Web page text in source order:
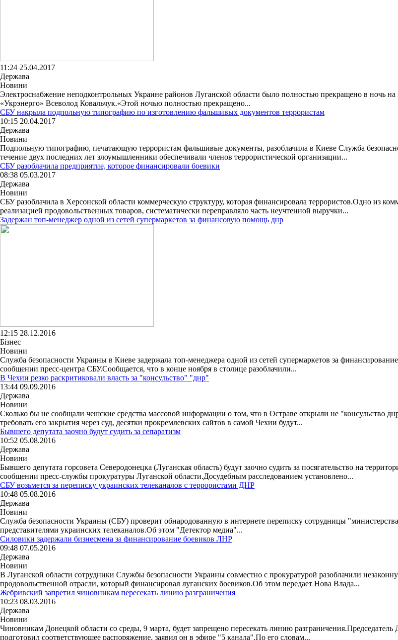
11:24 25.04.2017
Держава
Новини
Электроснабжение неподконтрольных Украине районов Луганской области было полностью прекращено в ночь
«Укрэнерго» Всеволод Ковальчук.«Этой ночью полностью прекращено...
СБУ накрыла подпольную типографию по изготовлению фальшивых документов террористам
10:15 20.04.2017
Держава
Новини
Подпольную типографию, печатающую террористам фальшивые документы, разоблачила в Киеве Служба
течение двух последних лет злоумышленники обеспечивали членов террористической организации...
СБУ разоблачила предприятие, которое финансировали боевики
08:38 05.03.2017
Держава
Новини
СБУ разоблачила в Херсонской области коммерческую структуру, которая финансировала террористов.Одно из
реализацией продовольственных товаров, систематически переправляло часть неучтенной выручки...
Задержан топ-менеджер одной из сетей супермаркетов за финансовую помощь днр
12:15 28.12.2016
Бізнес
Новини
Служба безопасности Украины в Киеве задержала топ-менеджера одной из сетей супермаркетов за
сообщении пресс-центра СБУ.Сообщается, что в конце ноября в столице разоблачили...
В Чехии резко раскритиковали власть за "консульство" "днр"
13:44 09.09.2016
Держава
Новини
Сколько бы не сообщали чешские средства массовой информации о том, что в Остраве открыли не "консульство
требовать его закрытия через суд, десятки прокремлевских сайтов в самой Чехии будут...
Бывшего депутата заочно будут судить за сепаратизм
10:52 05.08.2016
Держава
Новини
Бывшего депутата горсовета Северодонецка (Луганская область) будут заочно судить за посягательство на
сообщении пресс-службы прокуратуры Луганской области.Досудебным расследованием установлено...
СБУ возьмется за переписку украинских телеканалов с террористами ДНР
10:48 05.08.2016
Держава
Новини
Служба безопасности Украины (СБУ) проверит обнародованную в интернете переписку сотрудницы
представителями украинских телеканалов.Об этом "Детектор медиа"...
Силовики задержали бизнесмена за финансирование боевиков ЛНР
09:48 07.05.2016
Держава
Новини
В Луганской области сотрудники Службы безопасности Украины совместно с прокуратурой разоблачили
продовольственной отрасли, который финансировал луганских боевиков.Об этом передает Нова Влада...
Жебривский запретил чиновникам пересекать линию разграничения
10:23 08.03.2016
Держава
Новини
Чиновникам Донецкой области со среды, 9 марта, будет запрещено пересекать линию
подготовил соответствующее распоряжение, заявил он в эфире "5 канала".По его словам...